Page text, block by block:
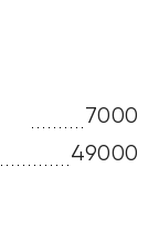
7000
49000